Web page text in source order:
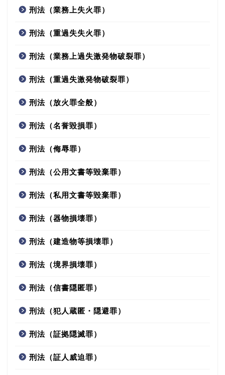
刑法（業務上失火罪）
刑法（重過失失火罪）
刑法（業務上過失激発物破裂罪）
刑法（重過失激発物破裂罪）
刑法（放火罪全般）
刑法（名誉毀損罪）
刑法（侮辱罪）
刑法（公用文書等毀棄罪）
刑法（私用文書等毀棄罪）
刑法（器物損壊罪）
刑法（建造物等損壊罪）
刑法（境界損壊罪）
刑法（信書隠匿罪）
刑法（犯人蔵匿・隠避罪）
刑法（証拠隠滅罪）
刑法（証人威迫罪）